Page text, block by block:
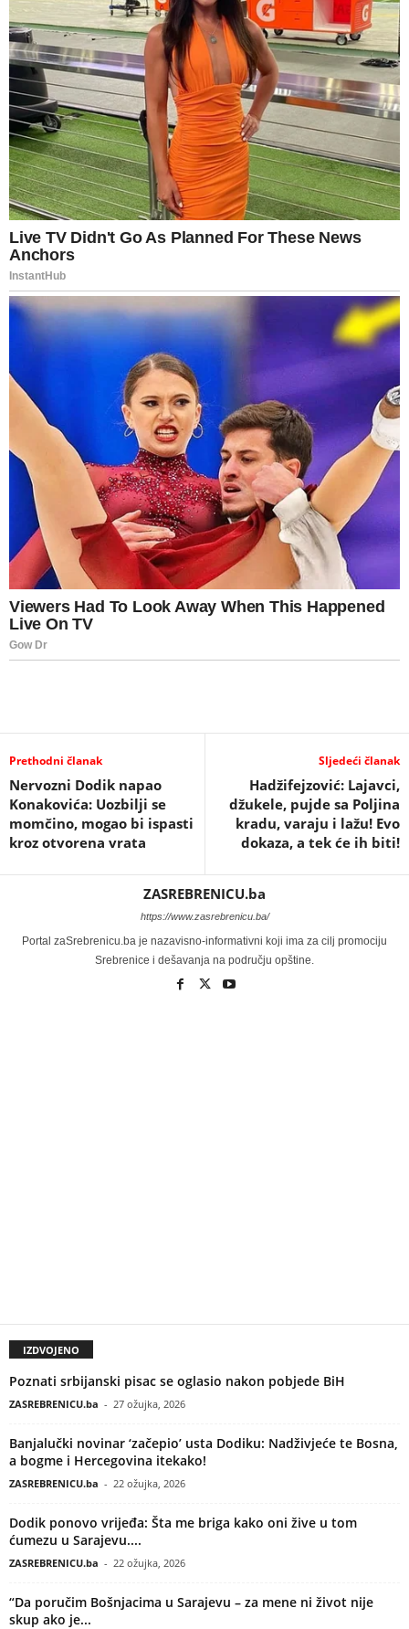
Prethodni članak
Nervozni Dodik napao
Konakovića: Uozbilji se
momčino, mogao bi ispasti
kroz otvorena vrata
Sljedeći članak
Hadžifejzović: Lajavci,
džukele, pujde sa Poljina
kradu, varaju i lažu! Evo
dokaza, a tek će ih biti!
ZASREBRENICU.ba
https://www.zasrebrenicu.ba/
Portal zaSrebrenicu.ba je nazavisno-informativni koji ima za cilj promociju
Srebrenice i dešavanja na području opštine.
IZDVOJENO
Poznati srbijanski pisac se oglasio nakon pobjede BiH
ZASREBRENICU.ba - 27 ožujka, 2026
Banjalučki novinar ‘začepio’ usta Dodiku: Nadživjeće te Bosna,
a bogme i Hercegovina itekako!
ZASREBRENICU.ba - 22 ožujka, 2026
Dodik ponovo vrijeđa: Šta me briga kako oni žive u tom
ćumezu u Sarajevu....
ZASREBRENICU.ba - 22 ožujka, 2026
“Da poručim Bošnjacima u Sarajevu – za mene ni život nije
skup ako je...